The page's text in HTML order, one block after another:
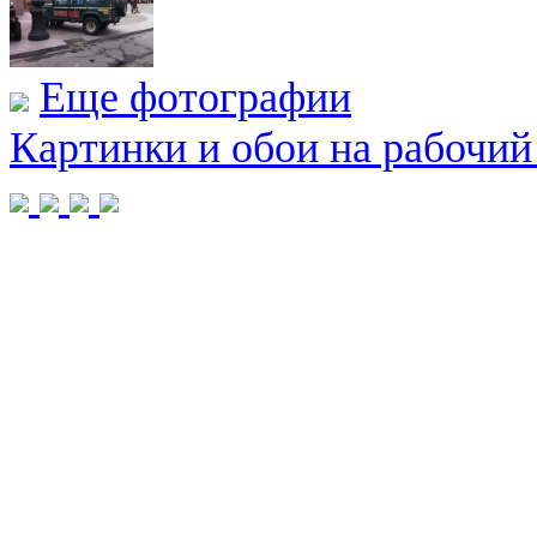
Еще фотографии
Картинки и обои на